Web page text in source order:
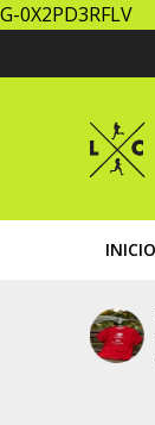
G-0X2PD3RFLV
INICIO